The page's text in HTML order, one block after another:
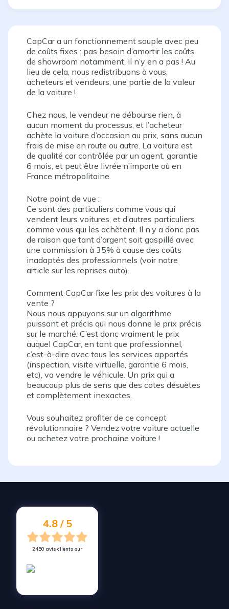
CapCar a un fonctionnement souple avec peu
de coûts fixes : pas besoin d’amortir les coûts
de showroom notamment, il n’y en a pas ! Au
lieu de cela, nous redistribuons à vous,
acheteurs et vendeurs, une partie de la valeur
de la voiture !
Chez nous, le vendeur ne débourse rien, à
aucun moment du processus, et l’acheteur
achète la voiture d’occasion au prix, sans aucun
frais de mise en route ou autre. La voiture est
de qualité car contrôlée par un agent, garantie
6 mois, et peut être livrée n’importe où en
France métropolitaine.
Notre point de vue :
Ce sont des particuliers comme vous qui
vendent leurs voitures, et d’autres particuliers
comme vous qui les achètent. Il n’y a donc pas
de raison que tant d’argent soit gaspillé avec
une commission à 35% à cause des coûts
inadaptés des professionnels (voir notre
article sur les reprises auto).
Comment CapCar fixe les prix des voitures à la
vente ?
Nous nous appuyons sur un algorithme
puissant et précis qui nous donne le prix précis
sur le marché. C’est donc vraiment le prix
auquel CapCar, en tant que professionnel,
c’est-à-dire avec tous les services apportés
(inspection, visite virtuelle, garantie 6 mois,
etc), va vendre le véhicule. Un prix qui a
beaucoup plus de sens que des cotes désuètes
et complètement inexactes.
Vous souhaitez profiter de ce concept
révolutionnaire ? Vendez votre voiture actuelle
ou achetez votre prochaine voiture !
4.8 / 5
2450 avis clients sur